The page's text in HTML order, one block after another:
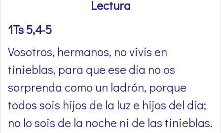
Lectura
1Ts 5,4-5
Vosotros, hermanos, no vivís en
tinieblas, para que ese día no os
sorprenda como un ladrón, porque
todos sois hijos de la luz e hijos del día;
no lo sois de la noche ni de las tinieblas.